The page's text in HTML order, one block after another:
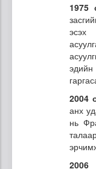
1975
эсэх
эдийн
2004
анх
нь